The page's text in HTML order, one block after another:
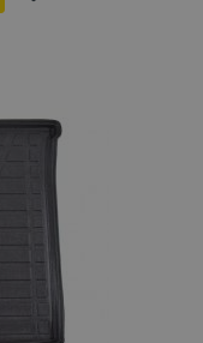
oblíbeným